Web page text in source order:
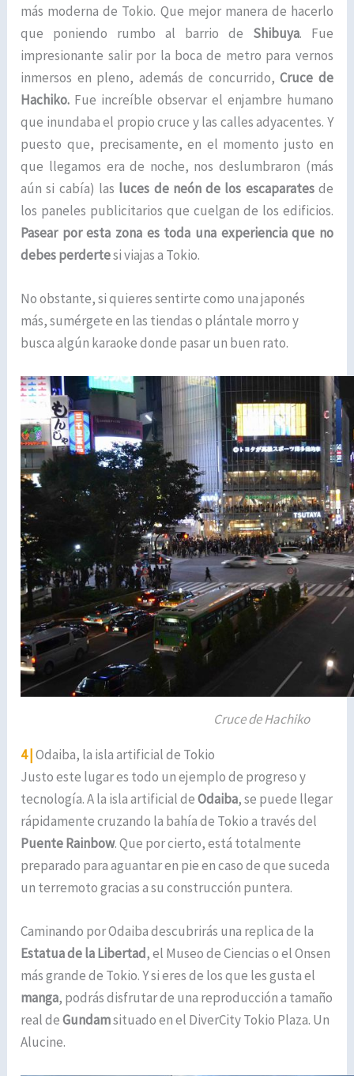
más moderna de Tokio. Que mejor manera de hacerlo
que poniendo rumbo al barrio de Shibuya. Fue
impresionante salir por la boca de metro para vernos
inmersos en pleno, además de concurrido,Cruce de
Hachiko. Fue increíble observar el enjambre humano
que inundaba el propio cruce y las calles adyacentes. Y
puesto que, precisamente, en el momento justo en
que llegamos era de noche, nos deslumbraron (más
aún si cabía) las luces de neón de los escaparatesde
los paneles publicitarios que cuelgan de los edificios.
Pasear por esta zona es toda una experiencia que no
debes perdertesi viajas a Tokio.
No obstante, si quieres sentirte como una japonés
más, sumérgete en las tiendas o plántale morro y
busca algún karaoke donde pasar un buen rato.
Cruce de Hachiko
4 |Odaiba, la isla artificial de Tokio
Justo este lugar es todo un ejemplo de progreso y
tecnología. A la isla artificial deOdaiba, se puede llegar
rápidamente cruzando la bahía de Tokio a través del
Puente Rainbow. Que por cierto, está totalmente
preparado para aguantar en pie en caso de que suceda
un terremoto gracias a su construcción puntera.
Caminando por Odaiba descubrirás una replica de la
Estatua de la Libertad, el Museo de Ciencias o el Onsen
más grande de Tokio. Y si eres de los que les gusta el
manga, podrás disfrutar de una reproducción a tamaño
real deGundamsituado en el DiverCity Tokio Plaza. Un
Alucine.